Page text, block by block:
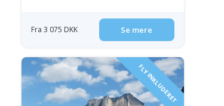
Fra 3 075 DKK Se mere
FLY INKLUDERET